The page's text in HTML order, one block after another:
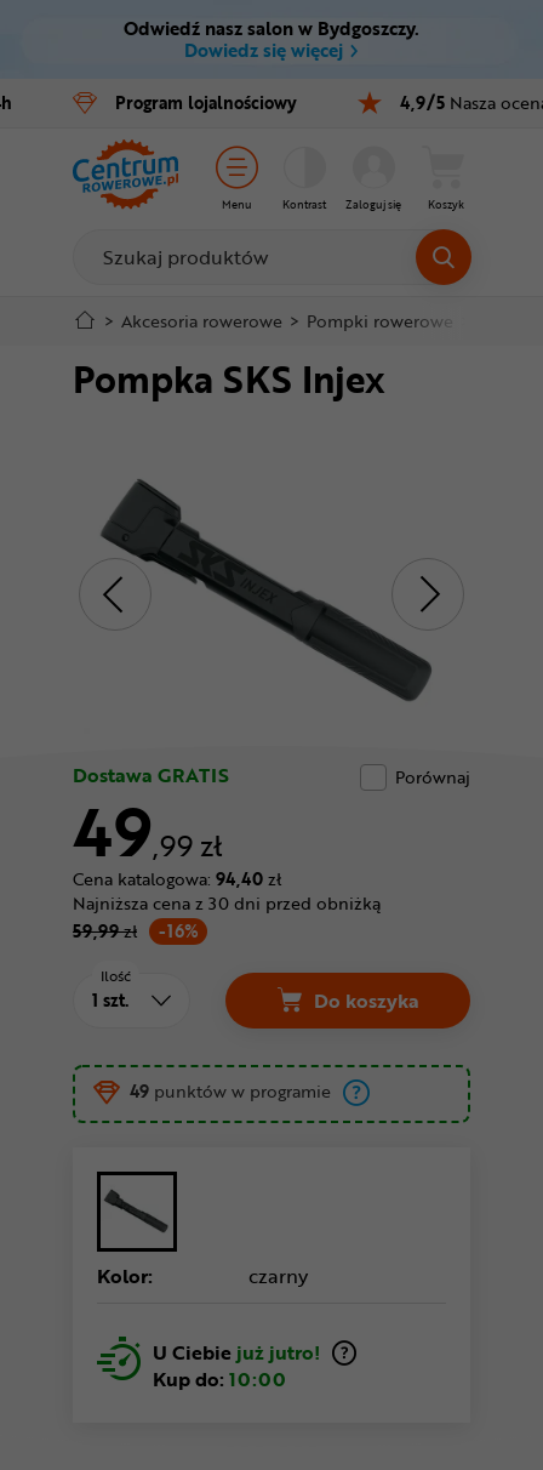
Ctrl M
Menu główne
Informacje o produkcie
Do koszyka
Szczegółowe informacje
Stopka
Odwiedź nasz salon w Bydgoszczy.
Dowiedz się więcej
Program lojalnościowy 4,9/5 Nasza
Menu Kontrast Zaloguj się Koszyk
Rowery
E-bike
Części
Akcesoria
Odzież
Kaski
Warsztat
Odżywki
Nowości
> Akcesoria rowerowe > Pompki rowerowe
Pompka SKS Injex
Dostawa GRATIS Porównaj
49,99 zł
Cena katalogowa: 94,40zł
-16%
Najniższa cena z 30 dni przed obniżką
59,99zł
Ilość
Do koszyka
Pompka SKS Injex
49 punktów w programie
Kolor: czarny
U Ciebie już jutro!
Kup do: 10:00